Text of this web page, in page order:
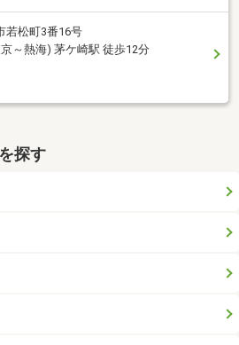
若松町3番16号
～熱海) 茅ケ崎駅 徒歩12分
探す